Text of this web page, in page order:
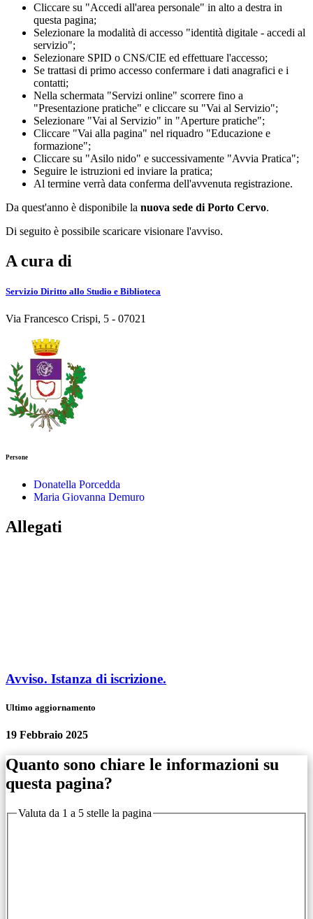
Cliccare su "Accedi all'area personale" in alto a destra in
questa pagina;
Selezionare la modalità di accesso "identità digitale - accedi al
servizio";
Selezionare SPID o CNS/CIE ed effettuare l'accesso;
Se trattasi di primo accesso confermare i dati anagrafici e i
contatti;
Nella schermata "Servizi online" scorrere fino a
"Presentazione pratiche" e cliccare su "Vai al Servizio";
Selezionare "Vai al Servizio" in "Aperture pratiche";
Cliccare "Vai alla pagina" nel riquadro "Educazione e
formazione";
Cliccare su "Asilo nido" e successivamente "Avvia Pratica";
Seguire le istruzioni ed inviare la pratica;
Al termine verrà data conferma dell'avvenuta registrazione.
Da quest'anno è disponibile la nuova sede di Porto Cervo.
Di seguito è possibile scaricare visionare l'avviso.
A cura di
Servizio Diritto allo Studio e Biblioteca
Via Francesco Crispi, 5 - 07021
Persone
Donatella Porcedda
Maria Giovanna Demuro
Allegati
Avviso. Istanza di iscrizione.
Ultimo aggiornamento
19 Febbraio 2025
Quanto sono chiare le informazioni su
questa pagina?
Valuta da 1 a 5 stelle la pagina